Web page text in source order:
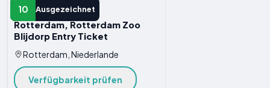
10 Ausgezeichnet
EINTRITTSKARTE
Rotterdam, Rotterdam Zoo
Blijdorp Entry Ticket
Rotterdam, Niederlande
Verfügbarkeit prüfen